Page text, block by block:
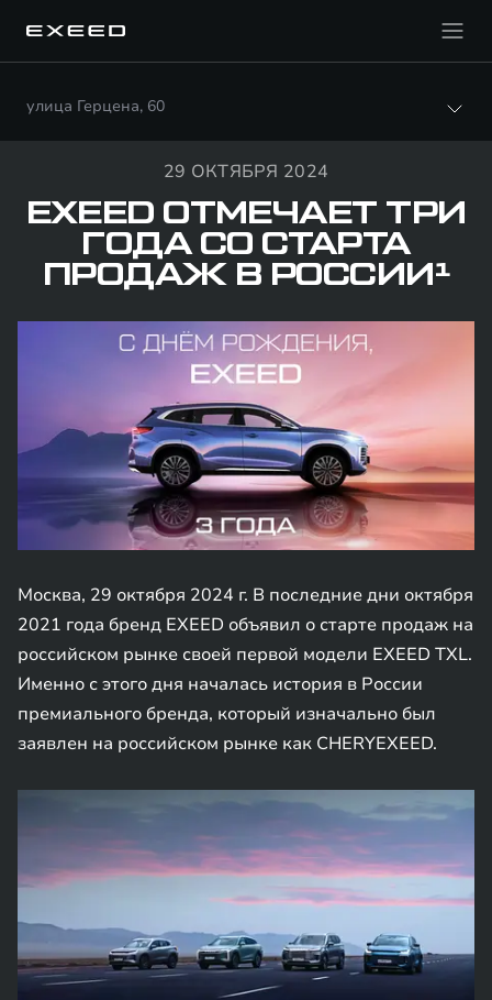
улица Герцена, 60
29 ОКТЯБРЯ 2024
EXEED ОТМЕЧАЕТ ТРИ
ГОДА СО СТАРТА
ПРОДАЖ В РОССИИ¹
Москва, 29 октября 2024 г. В последние дни октября
2021 года бренд EXEED объявил о старте продаж на
российском рынке своей первой модели EXEED TXL.
Именно с этого дня началась история в России
премиального бренда, который изначально был
заявлен на российском рынке как CHERYEXEED.